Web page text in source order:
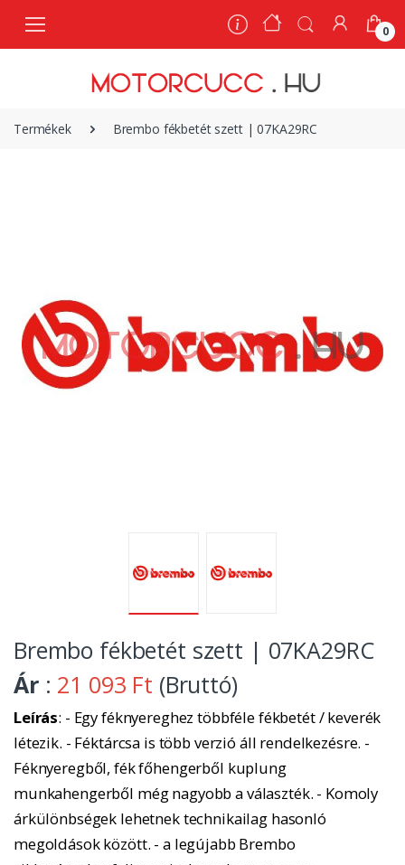
0
Termékek Brembo fékbetét szett | 07KA29RC
Brembo fékbetét szett | 07KA29RC
Ár : 21 093 Ft (Bruttó)
Leírás: - Egy féknyereghez többféle fékbetét / keverék
létezik. - Féktárcsa is több verzió áll rendelkezésre. -
Féknyeregből, fék főhengerből kuplung
munkahengerből még nagyobb a választék. - Komoly
árkülönbségek lehetnek technikailag hasonló
megoldások között. - a legújabb Brembo
0